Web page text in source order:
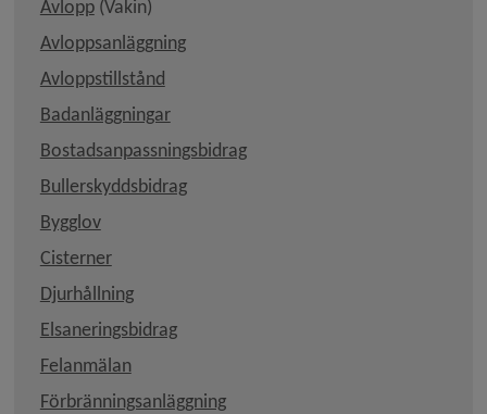
AvloppLänk till annan webbplats, öppnas i nytt fönster.
(Vakin)
AvloppsanläggningLänk till annan webbplats, öppnas i
Avloppstillstånd
Badanläggningar
Bostadsanpassningsbidrag
Bullerskyddsbidrag
Bygglov
Cisterner
Djurhållning
Elsaneringsbidrag
Felanmälan
Förbränningsanläggning